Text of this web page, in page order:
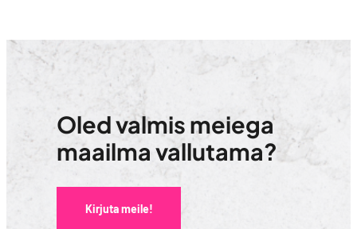
Oled valmis meiega
maailma vallutama?
Kirjuta meile!